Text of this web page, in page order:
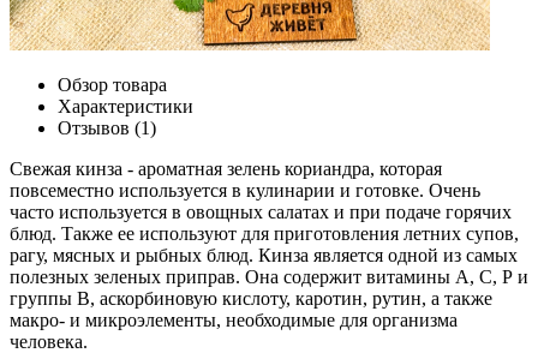
Обзор товара
Характеристики
Отзывов (1)
Свежая кинза - ароматная зелень кориандра, которая
повсеместно используется в кулинарии и готовке. Очень
часто используется в овощных салатах и при подаче горячих
блюд. Также ее используют для приготовления летних супов,
рагу, мясных и рыбных блюд. Кинза является одной из самых
полезных зеленых приправ. Она содержит витамины А, С, Р и
группы В, аскорбиновую кислоту, каротин, рутин, а также
макро- и микроэлементы, необходимые для организма
человека.